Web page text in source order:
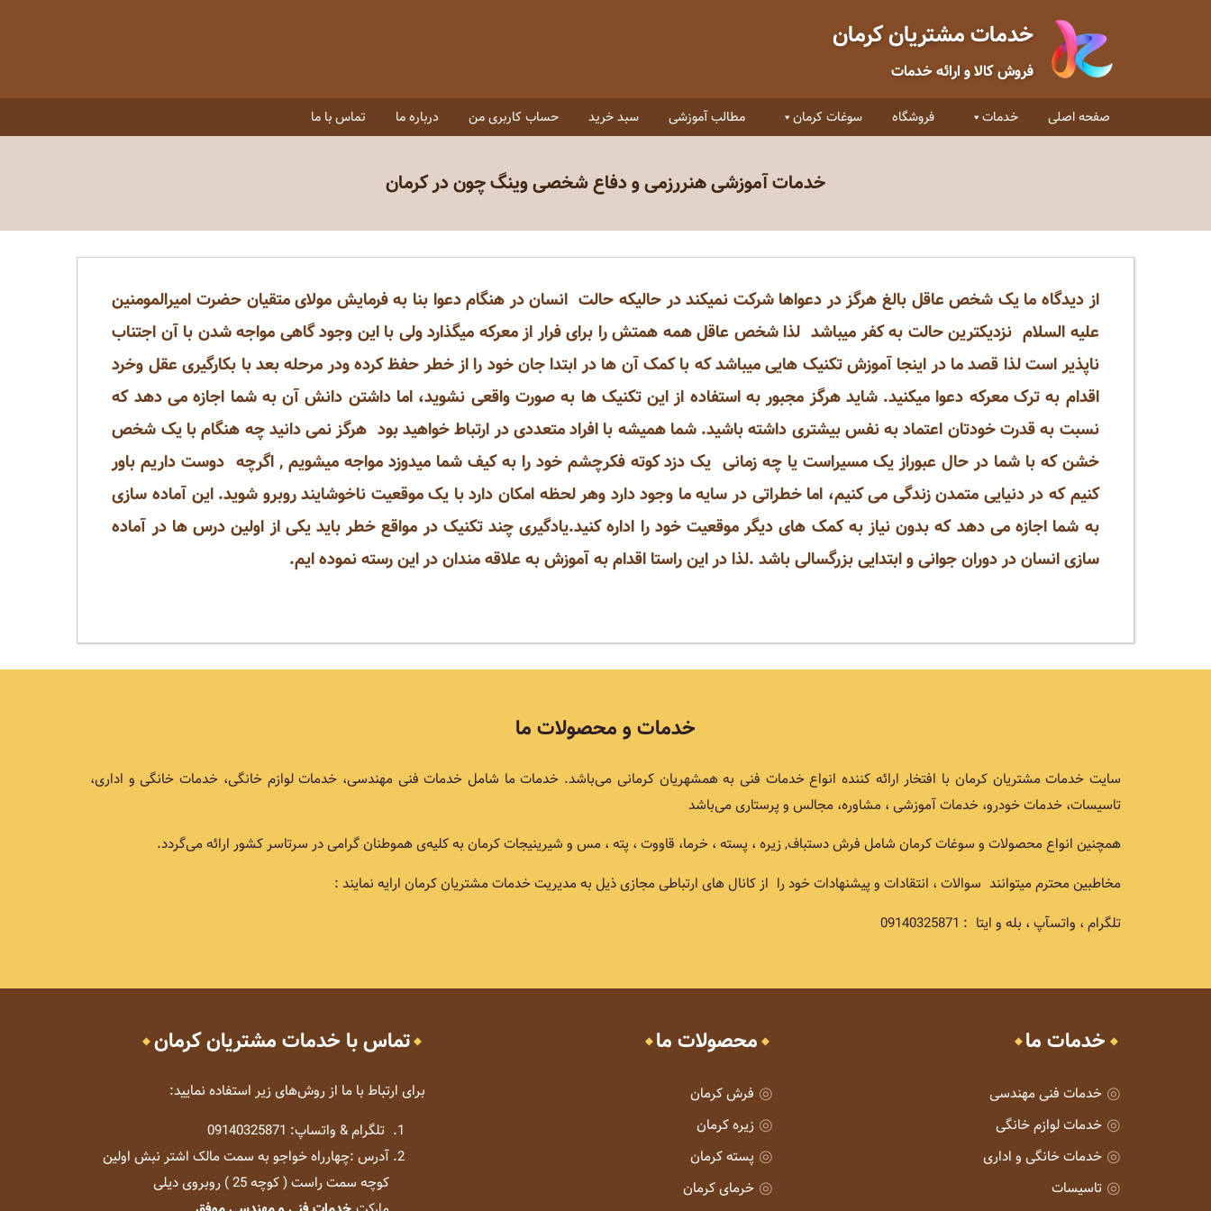
خدمات مشتریان کرمان
فروش کالا و ارائه خدمات
صفحه اصلی خدمات فروشگاه سوغات کرمان مطالب آموزشی سبد خرید حساب کاربری من درباره ما تماس با ما
خدمات آموزشی هنررزمی و دفاع شخصی وینگ چون در کرمان
از دیدگاه ما یک شخص عاقل بالغ هرگز در دعواها شرکت نمیکند در حالیکه حالت انسان در هنگام دعوا بنا به فرمایش مولای متقیان حضرت امیرالمومنین
علیه السلام نزدیکترین حالت به کفر میباشد لذا شخص عاقل همه همتش را برای فرار از معرکه میگذارد ولی با این وجود گاهی مواجه شدن با آن اجتناب
ناپذیر است لذا قصد ما در اینجا آموزش تکنیک هایی میباشد که با کمک آن ها در ابتدا جان خود را از خطر حفظ کرده ودر مرحله بعد با بکارگیری عقل وخرد
اقدام به ترک معرکه دعوا میکنید. شاید هرگز مجبور به استفاده از این تکنیک ها به صورت واقعی نشوید، اما داشتن دانش آن به شما اجازه می دهد که
نسبت به قدرت خودتان اعتماد به نفس بیشتری داشته باشید. شما همیشه با افراد متعددی در ارتباط خواهید بود هرگز نمی دانید چه هنگام با یک شخص
خشن که با شما در حال عبوراز یک مسیراست یا چه زمانی یک دزد کوته فکرچشم خود را به کیف شما میدوزد مواجه میشویم , اگرچه دوست داریم باور
کنیم که در دنیایی متمدن زندگی می کنیم، اما خطراتی در سایه ما وجود دارد وهر لحظه امکان دارد با یک موقعیت ناخوشایند روبرو شوید. این آماده سازی
به شما اجازه می دهد که بدون نیاز به کمک های دیگر موقعیت خود را اداره کنید.یادگیری چند تکنیک در مواقع خطر باید یکی از اولین درس ها در آماده
سازی انسان در دوران جوانی و ابتدایی بزرگسالی باشد .لذا در این راستا اقدام به آموزش به علاقه مندان در این رسته نموده ایم.
خدمات و محصولات ما
سایت خدمات مشتریان کرمان با افتخار ارائه کننده انواع خدمات فنی به همشهریان کرمانی می‌باشد. خدمات ما شامل خدمات فنی مهندسی، خدمات لوازم خانگی، خدمات خانگی و اداری،
تاسیسات، خدمات خودرو، خدمات آموزشی ، مشاوره، مجالس و پرستاری می‌باشد
همچنین انواع محصولات و سوغات کرمان شامل فرش دستباف, زیره ، پسته ، خرما، قاووت ، پته ، مس و شیرینیجات کرمان به کلیه‌ی هموطنان گرامی در سرتاسر کشور ارائه می‌گردد.
مخاطبین محترم میتوانند سوالات ، انتقادات و پیشنهادات خود را از کانال های ارتباطی مجازی ذیل به مدیریت خدمات مشتریان کرمان ارایه نمایند :
تلگرام ، واتسآپ ، بله و ایتا : 09140325871
خدمات ما
خدمات فنی مهندسی
خدمات لوازم خانگی
خدمات خانگی و اداری
تاسیسات
محصولات ما
فرش کرمان
زیره کرمان
پسته کرمان
خرمای کرمان
تماس با خدمات مشتریان کرمان
برای ارتباط با ما از روش‌های زیر استفاده نمایید:
تلگرام & واتساپ: 09140325871
آدرس :چهارراه خواجو به سمت مالک اشتر نبش اولین
کوچه سمت راست ( کوچه 25 ) روبروی دیلی